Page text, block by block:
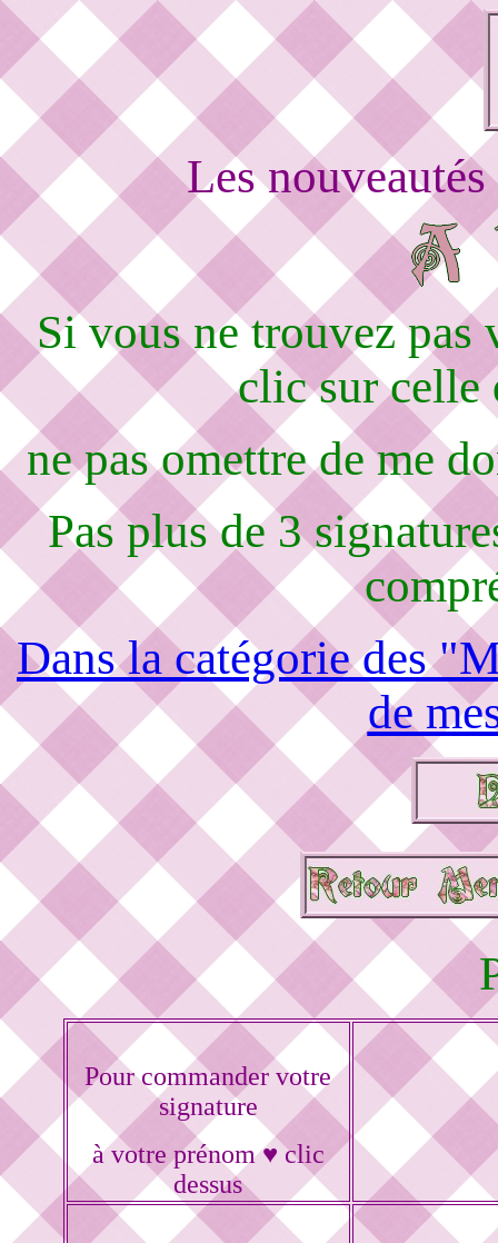
Les
Si vous ne trouvez pas
clic sur celle
ne pas omettre de me
Pas plus de 3
Dans la catégorie des
de
Pour commander votre
signature
à votre prénom ♥ clic
dessus